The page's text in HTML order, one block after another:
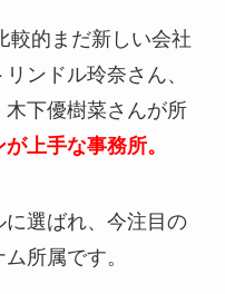
較的まだ新しい会社
ンドル玲奈さん、
下優樹菜さんが所
上手な事務所。
選ばれ、今注目の
所属です。